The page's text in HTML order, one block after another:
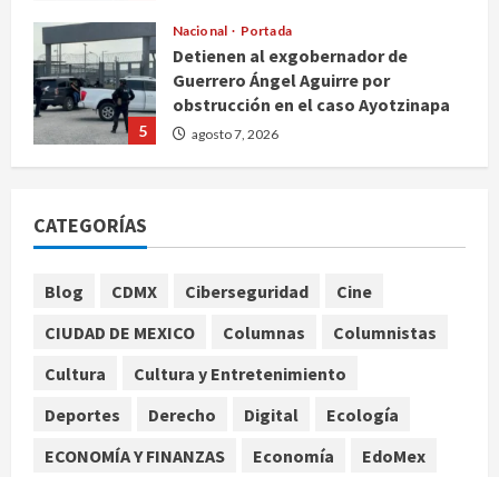
5
Nacional Portada
Detienen al exgobernador de
Guerrero Ángel Aguirre por
obstrucción en el caso Ayotzinapa
agosto 7, 2026
Tierra Caliente
SMN pronostica lluvias intensas,
granizo y calor extremo para este 7
agosto 7, 2026
Internacional
CATEGORÍAS
Blog CDMX Ciberseguridad
Cine
CIUDAD DE MEXICO
Columnas
Columnistas
Cultura
Cultura y Entretenimiento
Deportes
Derecho Digital
Ecología
ECONOMÍA Y FINANZAS
Economía
EdoMex